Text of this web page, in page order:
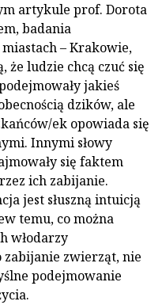
artykule prof. Dorota
badania
– Krakowie,
że ludzie chcą czuć się
jakieś
dzików, ale
ek opowiada się
Innymi słowy
się faktem
ich zabijanie.
jest słuszną intuicją
temu, co można
włodarzy
zabijanie zwierząt, nie
podejmowanie